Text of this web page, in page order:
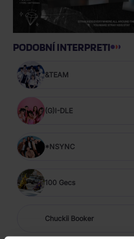
PODOBNÍ INTERPRETI
&TEAM
(G)I-DLE
*NSYNC
100 Gecs
Chuckii Booker